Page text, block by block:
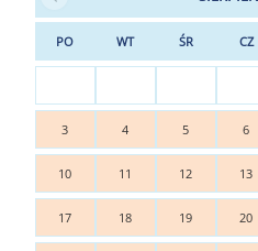
PO WT ŚR CZ
3 4 5 6
10 11 12 13
17 18 19 20